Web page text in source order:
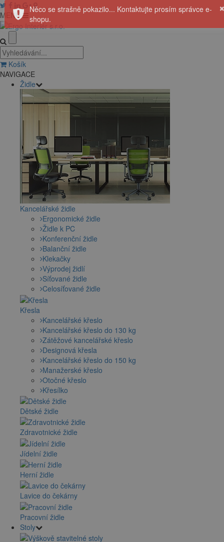
MENU
Košík
NAVIGACE
Židle
Kancelářské židle
Ergonomické židle
Židle k PC
Konferenční židle
Balanční židle
Klekačky
Výprodej židlí
Síťované židle
Celosíťované židle
Křesla
Kancelářské křeslo
Kancelářské křeslo do 130 kg
Zátěžové kancelářské křeslo
Designová křesla
Kancelářské křeslo do 150 kg
Manažerské křeslo
Otočné křeslo
Křesílko
Dětské židle
Zdravotnické židle
Jídelní židle
Herní židle
Lavice do čekárny
Pracovní židle
Stoly
Něco se strašně pokazilo... Kontaktujte prosím správce e-
shopu.